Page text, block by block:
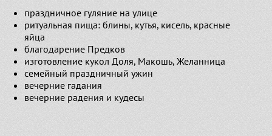
праздничное гуляние на улице
ритуальная пища: блины, кутья, кисель, красные
яйца
благодарение Предков
изготовление кукол Доля, Макошь, Желанница
семейный праздничный ужин
вечерние гадания
вечерние радения и кудесы